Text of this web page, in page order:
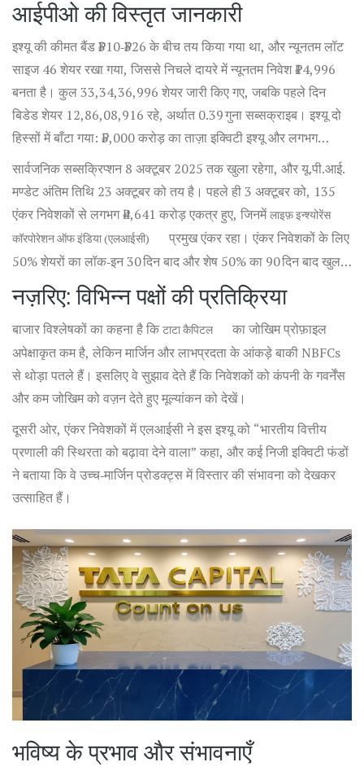
आईपीओ की विस्तृत जानकारी
इश्यू की कीमत बैंड ₹310‑₹326 के बीच तय किया गया था, और न्यूनतम लॉट
साइज 46 शेयर रखा गया, जिससे निचले दायरे में न्यूनतम निवेश ₹14,996
बनता है। कुल 33,34,36,996 शेयर जारी किए गए, जबकि पहले दिन
बिडेड शेयर 12,86,08,916 रहे, अर्थात 0.39 गुना सब्सक्राइब। इश्यू दो
हिस्सों में बाँटा गया: ₹5,000 करोड़ का ताज़ा इक्विटी इश्यू और लगभग
₹10,512 करोड़ का ऑफ़र फॉर सेल (OFS) भाग।
सार्वजनिक सब्सक्रिप्शन 8 अक्टूबर 2025 तक खुला रहेगा, और यू.पी.आई.
मण्डेट अंतिम तिथि 23 अक्टूबर को तय है। पहले ही 3 अक्टूबर को, 135
एंकर निवेशकों से लगभग ₹4,641 करोड़ एकत्र हुए, जिनमेंलाइफ़ इन्श्योरेंस
कॉरपोरेशन ऑफ इंडिया (एलआईसी)
प्रमुख एंकर रहा। एंकर निवेशकों के लिए
50% शेयरों का लॉक‑इन 30 दिन बाद और शेष 50% का 90 दिन बाद खुलता
है, यानी 8 नवंबर 2025 और 7 जनवरी 2026 को।
नज़रिए: विभिन्न पक्षों की प्रतिक्रिया
बाजार विश्लेषकों का कहना है कि टाटा कैपिटल
का जोखिम प्रोफ़ाइल
अपेक्षाकृत कम है, लेकिन मार्जिन और लाभप्रदता के आंकड़े बाकी NBFCs
से थोड़ा पतले हैं। इसलिए वे सुझाव देते हैं कि निवेशकों को कंपनी के गवर्नेंस
और कम जोखिम को वज़न देते हुए मूल्यांकन को देखें।
दूसरी ओर, एंकर निवेशकों में एलआईसी ने इस इश्यू को “भारतीय वित्तीय
प्रणाली की स्थिरता को बढ़ावा देने वाला” कहा, और कई निजी इक्विटी फंडों
ने बताया कि वे उच्च‑मार्जिन प्रोडक्ट्स में विस्तार की संभावना को देखकर
उत्साहित हैं।
भविष्य के प्रभाव और संभावनाएँ